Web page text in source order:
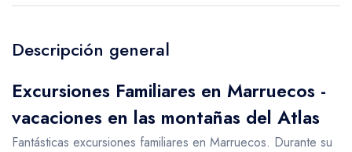
Descripción general
Excursiones Familiares en Marruecos -
vacaciones en las montañas del Atlas
Fantásticas excursiones familiares en Marruecos. Durante su